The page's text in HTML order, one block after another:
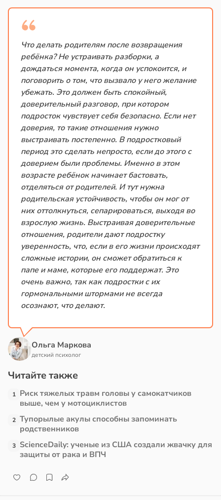
Что делать родителям после возвращения
ребёнка? Не устраивать разборки, а
дождаться момента, когда он успокоится, и
поговорить о том, что вызвало у него желание
убежать. Это должен быть спокойный,
доверительный разговор, при котором
подросток чувствует себя безопасно. Если нет
доверия, то такие отношения нужно
выстраивать постепенно. В подростковый
период это сделать непросто, если до этого с
доверием были проблемы. Именно в этом
возрасте ребёнок начинает бастовать,
отделяться от родителей. И тут нужна
родительская устойчивость, чтобы он мог от
них оттолкнуться, сепарироваться, выходя во
взрослую жизнь. Выстраивая доверительные
отношения, родители дают подростку
уверенность, что, если в его жизни происходят
сложные истории, он сможет обратиться к
папе и маме, которые его поддержат. Это
очень важно, так как подростки с их
гормональными штормами не всегда
осознают, что делают.
Ольга Маркова
детский психолог
Читайте также
1 Риск тяжелых травм головы у самокатчиков
выше, чем у мотоциклистов
2 Тупорылые акулы способны запоминать
родственников
3 ScienceDaily: ученые из США создали жвачку для
защиты от рака и ВПЧ